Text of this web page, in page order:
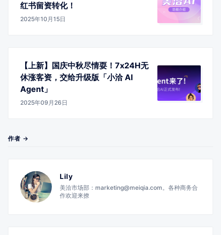
红书留资转化！
2025年10月15日
【上新】国庆中秋尽情耍！7x24H无
休涨客资，交给升级版「小洽 AI
Agent」
2025年09月26日
作者 →
Lily
美洽市场部：marketing@meiqia.com。各种商务合
作欢迎来撩